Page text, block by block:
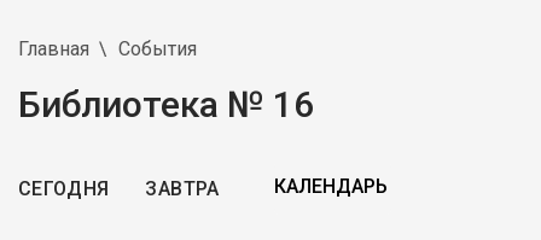
Главная События
Библиотека № 16
СЕГОДНЯ ЗАВТРА